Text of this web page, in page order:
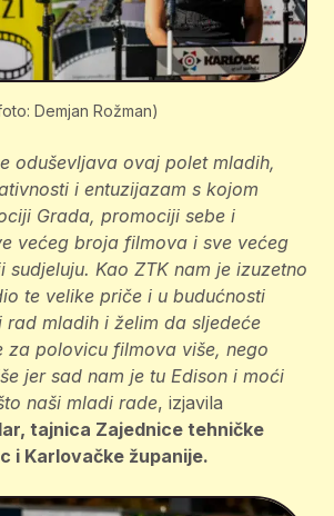
Demjan Rožman)
oduševljava ovaj polet mladih,
i entuzijazam s kojom
Grada, promociji sebe i
većeg broja filmova i sve većeg
Kao ZTK nam je izuzetno
te velike priče i u budućnosti
mladih i želim da sljedeće
za polovicu filmova više, nego
jer sad nam je tu Edison i moći
naši mladi rade, izjavila
tajnica Zajednice tehničke
i Karlovačke županije.